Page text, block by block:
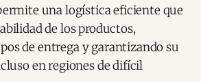
una logística eficiente que
de los productos,
de entrega y garantizando su
en regiones de difícil